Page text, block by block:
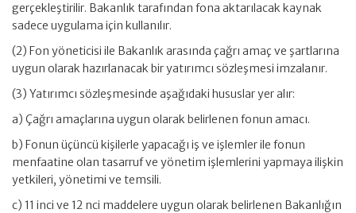
gerçekleştirilir. Bakanlık tarafından fona aktarılacak kaynak
sadece uygulama için kullanılır.
(2) Fon yöneticisi ile Bakanlık arasında çağrı amaç ve şartlarına
uygun olarak hazırlanacak bir yatırımcı sözleşmesi imzalanır.
(3) Yatırımcı sözleşmesinde aşağıdaki hususlar yer alır:
a) Çağrı amaçlarına uygun olarak belirlenen fonun amacı.
b) Fonun üçüncü kişilerle yapacağı iş ve işlemler ile fonun
menfaatine olan tasarruf ve yönetim işlemlerini yapmaya ilişkin
yetkileri, yönetimi ve temsili.
c) 11 inci ve 12 nci maddelere uygun olarak belirlenen Bakanlığın